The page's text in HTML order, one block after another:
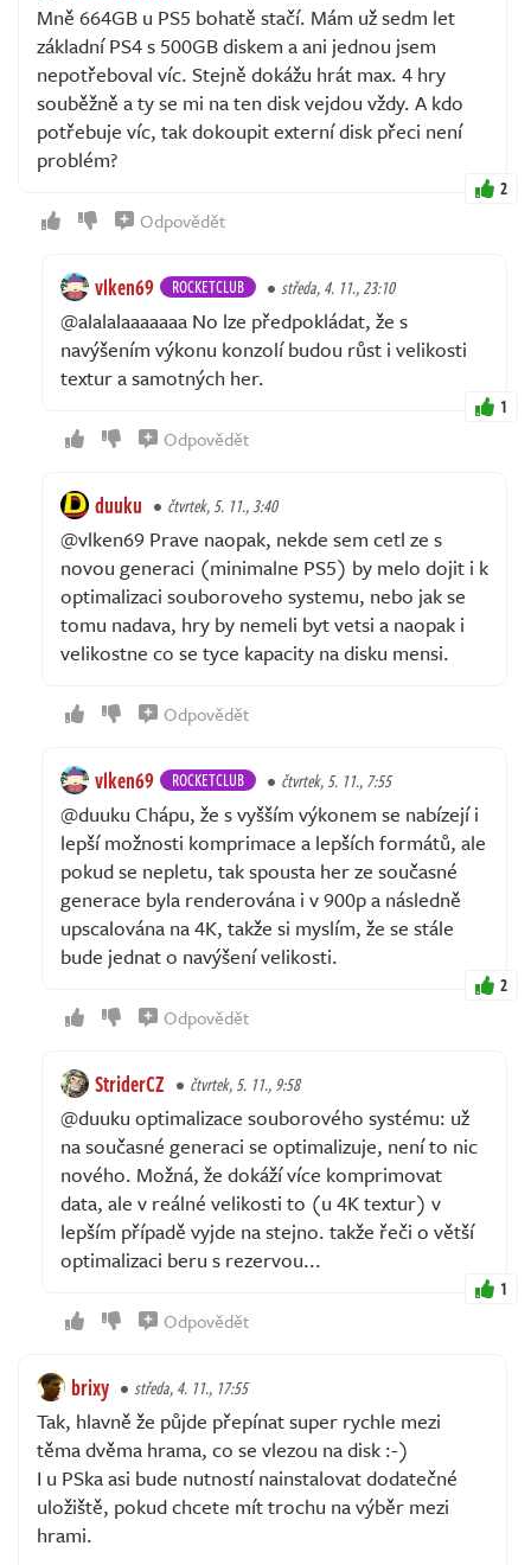
Mně 664GB u PS5 bohatě stačí. Mám už sedm let
základní PS4 s 500GB diskem a ani jednou jsem
nepotřeboval víc. Stejně dokážu hrát max. 4 hry
souběžně a ty se mi na ten disk vejdou vždy. A kdo
potřebuje víc, tak dokoupit externí disk přeci není
problém?
2
Odpovědět
vlken69 ROCKETCLUB středa, 4. 11., 23:10
@alalalaaaaaaa No lze předpokládat, že s
navýšením výkonu konzolí budou růst i velikosti
textur a samotných her.
1
Odpovědět
duuku čtvrtek, 5. 11., 3:40
@vlken69 Prave naopak, nekde sem cetl ze s
novou generaci (minimalne PS5) by melo dojit i k
optimalizaci souboroveho systemu, nebo jak se
tomu nadava, hry by nemeli byt vetsi a naopak i
velikostne co se tyce kapacity na disku mensi.
Odpovědět
vlken69 ROCKETCLUB čtvrtek, 5. 11., 7:55
@duuku Chápu, že s vyšším výkonem se nabízejí i
lepší možnosti komprimace a lepších formátů, ale
pokud se nepletu, tak spousta her ze současné
generace byla renderována i v 900p a následně
upscalována na 4K, takže si myslím, že se stále
bude jednat o navýšení velikosti.
2
Odpovědět
StriderCZ čtvrtek, 5. 11., 9:58
@duuku optimalizace souborového systému: už
na současné generaci se optimalizuje, není to nic
nového. Možná, že dokáží více komprimovat
data, ale v reálné velikosti to (u 4K textur) v
lepším případě vyjde na stejno. takže řeči o větší
optimalizaci beru s rezervou...
1
Odpovědět
brixy středa, 4. 11., 17:55
Tak, hlavně že půjde přepínat super rychle mezi
těma dvěma hrama, co se vlezou na disk :-)
I u PSka asi bude nutností nainstalovat dodatečné
uložiště, pokud chcete mít trochu na výběr mezi
hrami.